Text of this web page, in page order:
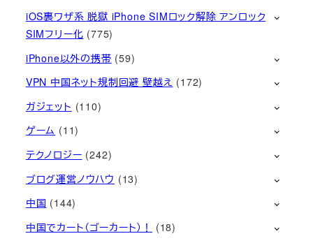
iOS裏ワザ系 脱獄 iPhone SIMロック解除 アンロック
SIMフリー化 (775)
iPhone以外の携帯 (59)
VPN 中国ネット規制回避 壁越え (172)
ガジェット (110)
ゲーム (11)
テクノロジー (242)
ブログ運営ノウハウ (13)
中国 (144)
中国でカート（ゴーカート）！
(18)